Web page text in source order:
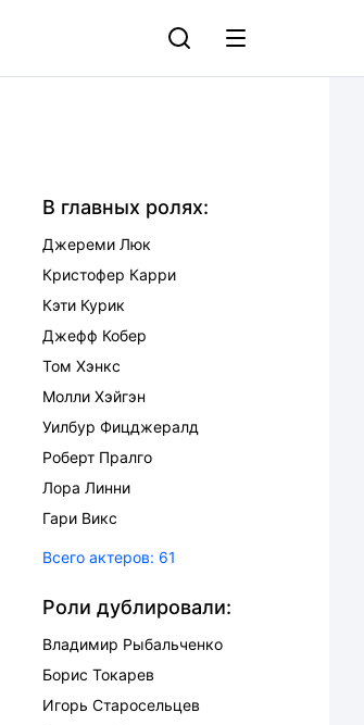
В главных ролях:
Джереми Люк
Кристофер Карри
Кэти Курик
Джефф Кобер
Том Хэнкс
Молли Хэйгэн
Уилбур Фицджералд
Роберт Пралго
Лора Линни
Гари Викс
Всего актеров: 61
Роли дублировали:
Владимир Рыбальченко
Борис Токарев
Игорь Старосельцев